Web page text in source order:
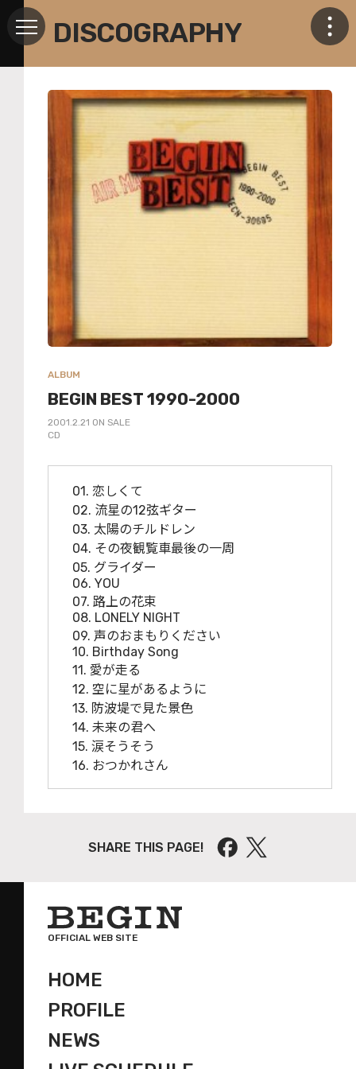
DISCOGRAPHY
ALBUM
BEGIN BEST 1990-2000
2001.2.21 ON SALE
CD
01. 恋しくて
02. 流星の12弦ギター
03. 太陽のチルドレン
04. その夜観覧車最後の一周
05. グライダー
06. YOU
07. 路上の花束
08. LONELY NIGHT
09. 声のおまもりください
10. Birthday Song
11. 愛が走る
12. 空に星があるように
13. 防波堤で見た景色
14. 未来の君へ
15. 涙そうそう
16. おつかれさん
SHARE THIS PAGE!
OFFICIAL WEB SITE
HOME
PROFILE
NEWS